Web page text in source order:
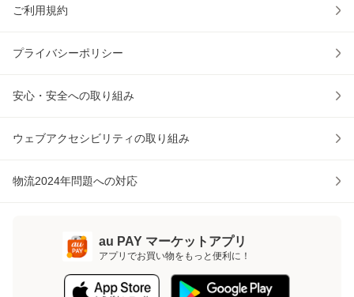
ご利用規約
プライバシーポリシー
安心・安全への取り組み
ウェブアクセシビリティの取り組み
物流2024年問題への対応
au PAY マーケットアプリ
アプリでお買い物をもっと便利に！